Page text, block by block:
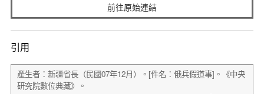
前往原始連結
引用